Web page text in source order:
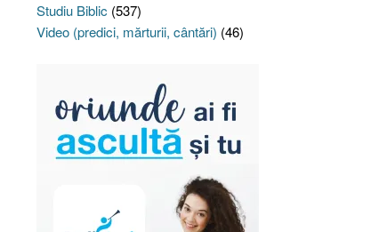
Studiu Biblic (537)
Video (predici, mărturii, cântări) (46)